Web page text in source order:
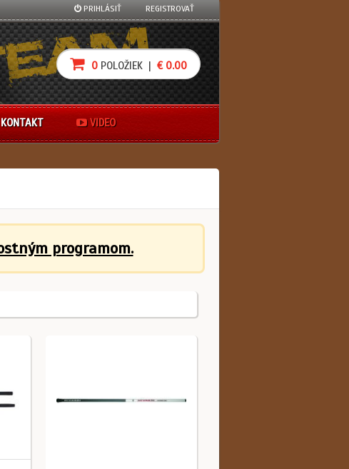
PRIHLÁSIŤ REGISTROVAŤ
0 POLOŽIEK | € 0.00
KONTAKT VIDEO
programom.